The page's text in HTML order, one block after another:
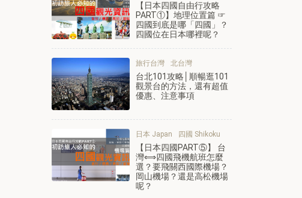
【日本四國自由行攻略
PART①】地理位置篇 ☞
四國到底是哪「四國」？
四國位在日本哪裡呢？
旅行台灣 北台灣
台北101攻略│順暢逛101
觀景台的方法，還有超值
優惠、注意事項
日本 Japan 四國 Shikoku
【日本四國PART⑤】 台
灣⟺四國飛機航班怎麼
選？要飛關西國際機場？
岡山機場？還是高松機場
呢？